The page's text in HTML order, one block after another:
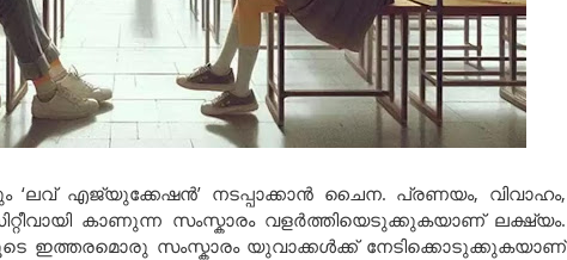
‘ലവ് എജ്യുക്കേഷന്‍’ നടപ്പാക്കാൻ ചൈന. പ്രണയം, വിവാഹം,
കാണുന്ന സംസ്കാരം വളർത്തിയെടുക്കുകയാണ് ലക്ഷ്യം.
ഇത്തരമൊരു സംസ്കാരം യുവാക്കൾക്ക് നേടിക്കൊടുക്കുകയാണ്